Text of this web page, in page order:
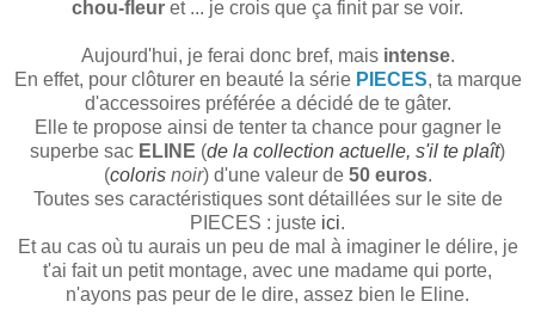
chou-fleur et ... je crois que ça finit par se voir.
Aujourd'hui, je ferai donc bref, mais intense.
En effet, pour clôturer en beauté la série PIECES, ta marque
d'accessoires préférée a décidé de te gâter.
Elle te propose ainsi de tenter ta chance pour gagner le
superbe sac ELINE (de la collection actuelle, s'il te plaît)
(coloris noir) d'une valeur de 50 euros.
Toutes ses caractéristiques sont détaillées sur le site de
PIECES : juste ici.
Et au cas où tu aurais un peu de mal à imaginer le délire, je
t'ai fait un petit montage, avec une madame qui porte,
n'ayons pas peur de le dire, assez bien le Eline.